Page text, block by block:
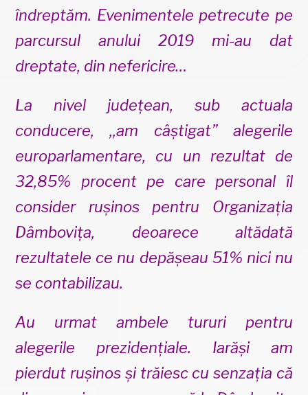
îndreptăm. Evenimentele petrecute pe
parcursul anului 2019 mi-au dat
dreptate, din nefericire…
La nivel județean, sub actuala
conducere, ,,am câștigat” alegerile
europarlamentare, cu un rezultat de
32,85% procent pe care personal îl
consider rușinos pentru Organizația
Dâmbovița, deoarece altădată
rezultatele ce nu depășeau 51% nici nu
se contabilizau.
Au urmat ambele tururi pentru
alegerile prezidențiale. Iarăși am
pierdut rușinos și trăiesc cu senzația că